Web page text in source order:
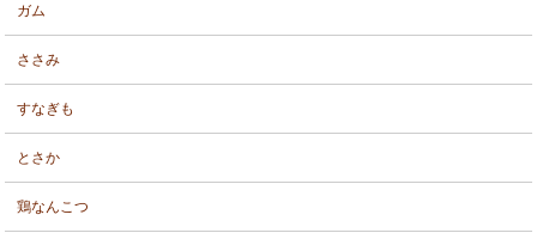
ガム
ささみ
すなぎも
とさか
鶏なんこつ